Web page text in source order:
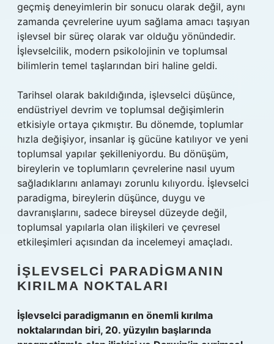
geçmiş deneyimlerin bir sonucu olarak değil, aynı
zamanda çevrelerine uyum sağlama amacı taşıyan
işlevsel bir süreç olarak var olduğu yönündedir.
İşlevselcilik, modern psikolojinin ve toplumsal
bilimlerin temel taşlarından biri haline geldi.
Tarihsel olarak bakıldığında, işlevselci düşünce,
endüstriyel devrim ve toplumsal değişimlerin
etkisiyle ortaya çıkmıştır. Bu dönemde, toplumlar
hızla değişiyor, insanlar iş gücüne katılıyor ve yeni
toplumsal yapılar şekilleniyordu. Bu dönüşüm,
bireylerin ve toplumların çevrelerine nasıl uyum
sağladıklarını anlamayı zorunlu kılıyordu. İşlevselci
paradigma, bireylerin düşünce, duygu ve
davranışlarını, sadece bireysel düzeyde değil,
toplumsal yapılarla olan ilişkileri ve çevresel
etkileşimleri açısından da incelemeyi amaçladı.
İŞLEVSELCI PARADIGMANIN
KIRILMA NOKTALARI
İşlevselci paradigmanın en önemli kırılma
noktalarından biri, 20. yüzyılın başlarında